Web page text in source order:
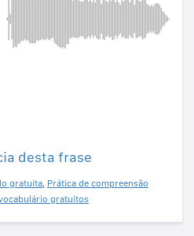
desta frase
gratuita, Prática de compreensão
gratuitos